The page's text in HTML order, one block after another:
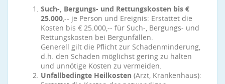
Such-, Bergungs- und Rettungskosten bis €
25.000,-- je Person und Ereignis: Erstattet die
Kosten bis € 25.000,-- für Such-, Bergungs- und
Rettungskosten bei Bergunfällen.
Generell gilt die Pflicht zur Schadenminderung,
d.h. den Schaden möglichst gering zu halten
und unnötige Kosten zu vermeiden.
Unfallbedingte Heilkosten (Arzt, Krankenhaus):